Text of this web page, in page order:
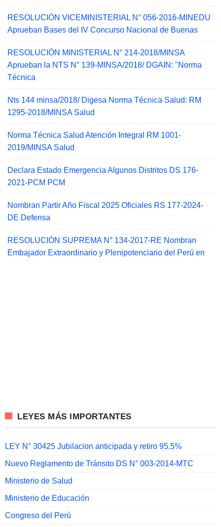
RESOLUCIÓN VICEMINISTERIAL N° 056-2016-MINEDU
Aprueban Bases del IV Concurso Nacional de Buenas
RESOLUCIÓN MINISTERIAL N° 214-2018/MINSA
Aprueban la NTS N° 139-MINSA/2018/ DGAIN: "Norma
Técnica
Nts 144 minsa/2018/ Digesa Norma Técnica Salud: RM
1295-2018/MINSA Salud
Norma Técnica Salud Atención Integral RM 1001-
2019/MINSA Salud
Declara Estado Emergencia Algunos Distritos DS 176-
2021-PCM PCM
Nombran Partir Año Fiscal 2025 Oficiales RS 177-2024-
DE Defensa
RESOLUCIÓN SUPREMA N° 134-2017-RE Nombran
Embajador Extraordinario y Plenipotenciario del Perú en
LEYES MÁS IMPORTANTES
LEY N° 30425 Jubilacion anticipada y retiro 95.5%
Nuevo Reglamento de Tránsito DS N° 003-2014-MTC
Ministerio de Salud
Ministerio de Educación
Congreso del Perú